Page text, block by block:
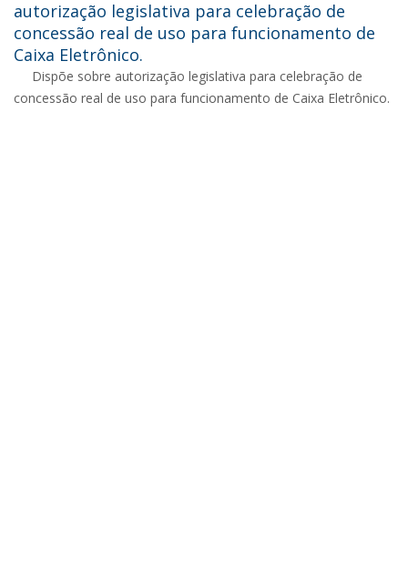
autorização legislativa para celebração de
concessão real de uso para funcionamento de
Caixa Eletrônico.
Dispõe sobre autorização legislativa para celebração de
concessão real de uso para funcionamento de Caixa Eletrônico.